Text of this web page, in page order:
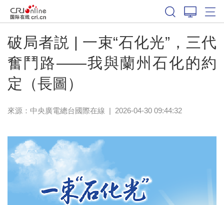
破局者説 | 一束“石化光”，三代
奮鬥路——我與蘭州石化的約
定（長圖）
來源：中央廣電總台國際在線 | 2026-04-30 09:44:32